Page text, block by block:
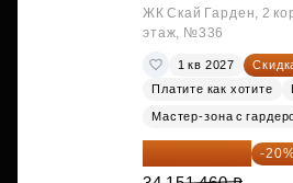
ЖК Скай Гарден, 2
этаж, №336
1 кв 2027
Платите как хотите
Мастер-зона с
27 321 168 ₽ -